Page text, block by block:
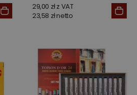
29,00 zł z VAT
23,58 zł netto